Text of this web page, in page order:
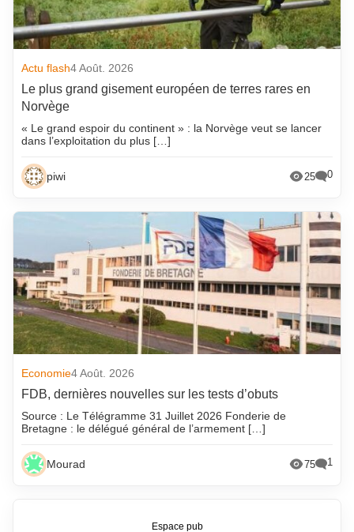
Actu flash4 Août. 2026
Le plus grand gisement européen de terres rares en
Norvège
« Le grand espoir du continent » : la Norvège veut se lancer
dans l’exploitation du plus […]
piwi 25 0
Economie4 Août. 2026
FDB, dernières nouvelles sur les tests d’obuts
Source : Le Télégramme 31 Juillet 2026 Fonderie de
Bretagne : le délégué général de l’armement […]
Mourad 75 1
Espace pub